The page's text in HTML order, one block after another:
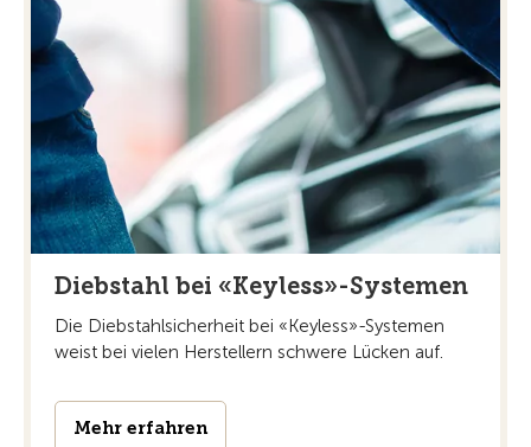
Diebstahl bei «Keyless»-Systemen
Die Diebstahlsicherheit bei «Keyless»-Systemen
weist bei vielen Herstellern schwere Lücken auf.
Mehr erfahren